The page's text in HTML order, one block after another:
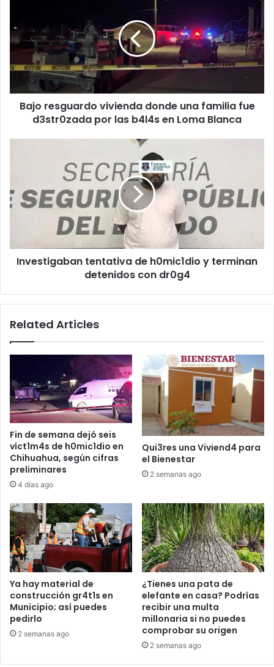
donde
una
familia
fue
d3str0zada
por
Bajo resguardo vivienda donde una familia fue
d3str0zada por las b4l4s en Loma Blanca
y
terminan
dr0g4
Investigaban tentativa de h0mic1dio y terminan
detenidos con dr0g4
Related Articles
Fin de semana dejó seis
víct1m4s de h0mic1dio en
Chihuahua, según cifras
preliminares
4 días ago
Qui3res una Viviend4 para
el Bienestar
2 semanas ago
Ya hay material de
construcción gr4t1s en
Municipio; así puedes
pedirlo
2 semanas ago
¿Tienes una pata de
elefante en casa? Podrías
recibir una multa
millonaria si no puedes
comprobar su origen
2 semanas ago